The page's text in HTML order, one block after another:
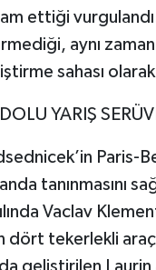
ettiği
aynı
sahası
YARIŞ
Paris-
tanınmasını
Vaclav
tekerlekli
geliştirilen